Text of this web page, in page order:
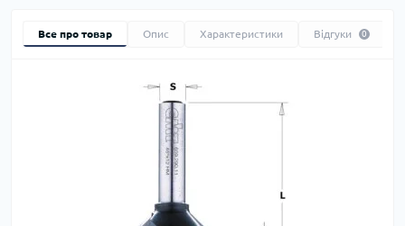
Все про товар Опис Характеристики Відгуки 0